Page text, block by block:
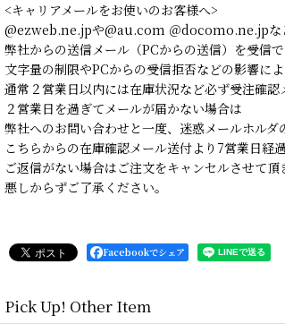
<キャリアメールをお使いのお客様へ>
@ezweb.ne.jpや@au.com ＠docomo.ne.jpな
弊社からの送信メール（PCからの送信）を受信
文字量の制限やPCからの受信拒否などの影響に
通常２営業日以内には在庫状況など必ず受注確認
２営業日を過ぎてメールが届かない場合は
弊社へのお問い合わせと一度、迷惑メールホルダ
こちらからの在庫確認メール送付より7営業日経
ご返信がない場合はご注文をキャンセルさせて頂
悪しからずご了承ください。
Facebookでシェア
Pick Up! Other Item